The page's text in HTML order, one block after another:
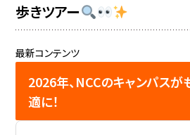
歩きツアー
最新コンテンツ
2026年、NCCのキャンパスが
適に！